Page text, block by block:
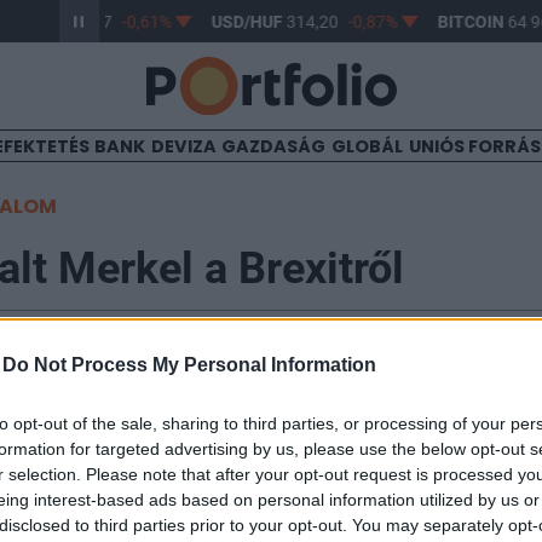
Do Not Process My Personal Information
opt-out of the sale, sharing to third parties, or processing of your
for targeted advertising by us, please use the below opt-out
selection. Please note that after your opt-out request is processed
interest-based ads based on personal information utilized by us
to third parties prior to your opt-out. You may separately
363,17 -0,61% USD/HUF 314,20 -0,87% BITCOIN64
BANK DEVIZA GAZDASÁG GLOBÁL UNIÓS
Merkel a Brexitről
tagság március 29-re tervezett
de ehhez a londoni alsóháznak el kell fogadnia a
a Brexit feltételeiről - mondta Angela
a szövetségi parlamentben (Bundestag) a